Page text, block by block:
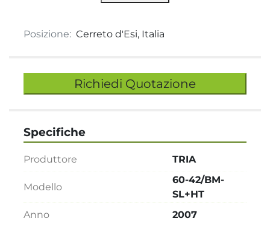
Posizione: Cerreto d'Esi, Italia
Richiedi Quotazione
Specifiche
Produttore TRIA
Modello
60-42/BM-
SL+HT
Anno
2007